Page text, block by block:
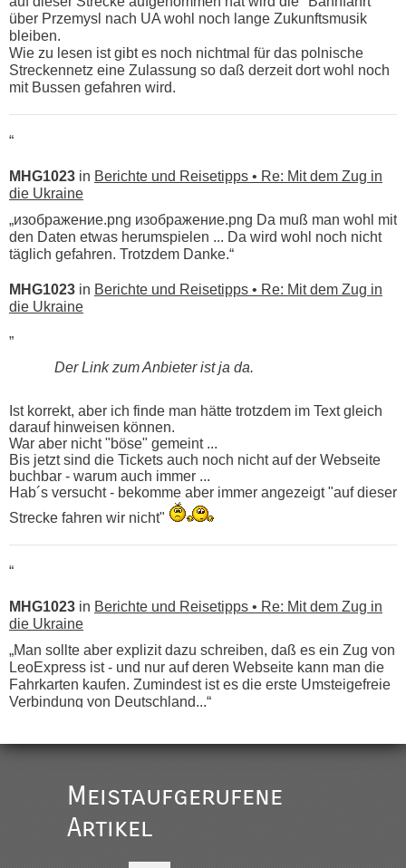
über Przemysl nach UA wohl noch lange Zukunftsmusik
bleiben.
Wie zu lesen ist gibt es noch nichtmal für das polnische
Streckennetz eine Zulassung so daß derzeit dort wohl noch
mit Bussen gefahren wird.
“
MHG1023 in Berichte und Reisetipps • Re: Mit dem Zug in
die Ukraine
„изображение.png изображение.png Da muß man wohl mit
den Daten etwas herumspielen ... Da wird wohl noch nicht
täglich gefahren. Trotzdem Danke.“
MHG1023 in Berichte und Reisetipps • Re: Mit dem Zug in
die Ukraine
„
Der Link zum Anbieter ist ja da.
Ist korrekt, aber ich finde man hätte trotzdem im Text gleich
darauf hinweisen können.
War aber nicht "böse" gemeint ...
Bis jetzt sind die Tickets auch noch nicht auf der Webseite
buchbar - warum auch immer ...
Hab´s versucht - bekomme aber immer angezeigt "auf dieser
Strecke fahren wir nicht"
“
MHG1023 in Berichte und Reisetipps • Re: Mit dem Zug in
die Ukraine
„Man sollte aber explizit dazu schreiben, daß es ein Zug von
LeoExpress ist - und nur auf deren Webseite kann man die
Fahrkarten kaufen. Zumindest ist es die erste Umsteigefreie
Verbindung von Deutschland...“
gebrauchter Kleidung beim Zoll
gab es keine Probleme“
inRecht, Visa und Dokumente • Re: Seit Anfang
Meistaufgerufene
Artikel